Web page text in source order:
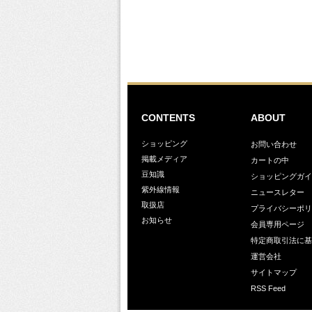
CONTENTS
ショッピング
掲載メディア
豆知識
紫外線情報
取扱店
お知らせ
ABOUT
お問い合わせ
カートの中
ショッピングガ
ニュースレター
プライバシーポ
会員専用ページ
特定商取引法に
運営会社
サイトマップ
RSS Feed